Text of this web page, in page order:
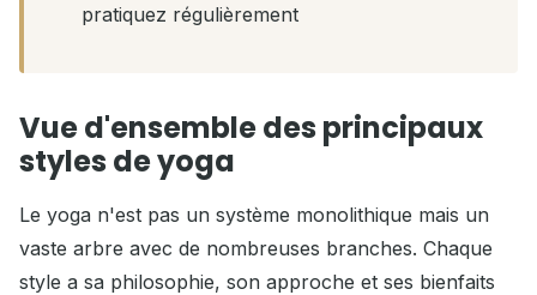
pratiquez régulièrement
Vue d'ensemble des principaux
styles de yoga
Le yoga n'est pas un système monolithique mais un
vaste arbre avec de nombreuses branches. Chaque
style a sa philosophie, son approche et ses bienfaits